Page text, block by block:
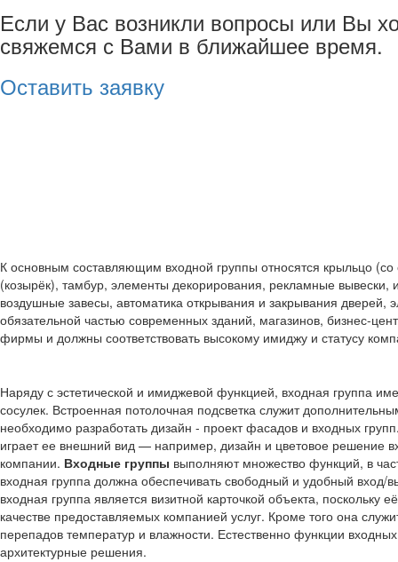
Если у Вас возникли вопросы или Вы
свяжемся с Вами в ближайшее время.
Оставить заявку
К основным составляющим входной группы относятся крыльцо
(козырёк), тамбур, элементы декорирования, рекламные
воздушные завесы, автоматика открывания и закрывания
обязательной частью современных зданий, магазинов, бизнес-
фирмы и должны соответствовать высокому имиджу и статусу
Наряду с эстетической и имиджевой функцией, входная группа
сосулек. Встроенная потолочная подсветка служит
необходимо разработать дизайн - проект фасадов и входных
играет ее внешний вид — например, дизайн и цветовое решение
компании. Входные группы выполняют множество функций, в
входная группа должна обеспечивать свободный и удобный
входная группа является визитной карточкой объекта,
качестве предоставляемых компанией услуг. Кроме того она
перепадов температур и влажности. Естественно функции
архитектурные решения.